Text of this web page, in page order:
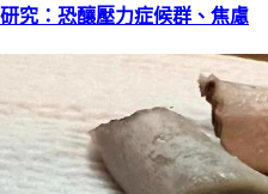
究：恐釀壓力症候群、焦慮